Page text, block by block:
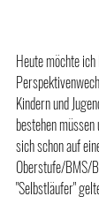
Heute möchte
Kindern und
bestehen müssen
sich schon auf
Oberstufe/BMS/
"Selbstläufer"